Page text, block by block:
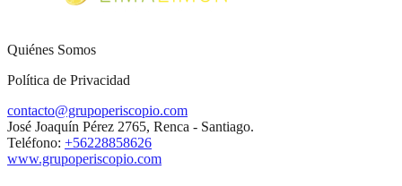
Quiénes Somos
Política de Privacidad
contacto@grupoperiscopio.com
José Joaquín Pérez 2765, Renca - Santiago.
Teléfono: +56228858626
www.grupoperiscopio.com